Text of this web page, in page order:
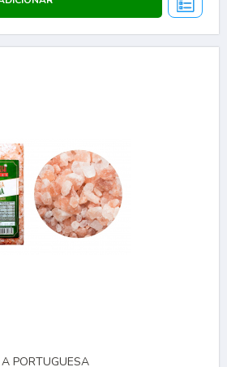
A PORTUGUESA